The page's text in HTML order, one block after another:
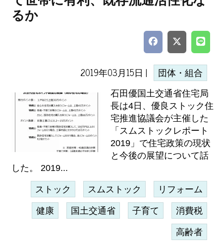
るか
2019年03月15日 | 団体・組合
石田優国土交通省住宅局
長は4日、優良ストック住
宅推進協議会が主催した
「スムストックレポート
2019」で住宅政策の現状
と今後の展望について話
した。 2019...
ストック スムストック リフォーム
健康 国土交通省 子育て 消費税
高齢者